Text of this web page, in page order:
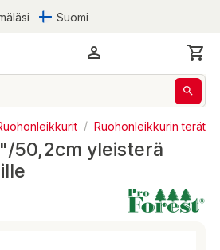
Suomi
/ Ruohonleikkurin terät
50,2cm yleisterä